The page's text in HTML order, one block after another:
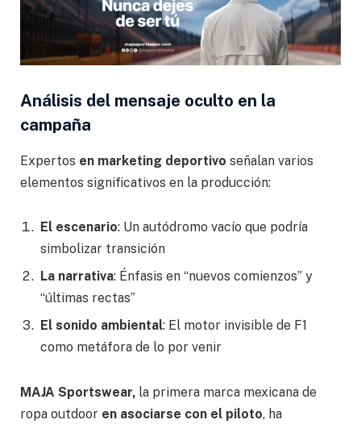
Análisis del mensaje oculto en la
campaña
Expertos en marketing deportivo señalan varios
elementos significativos en la producción:
El escenario: Un autódromo vacío que podría
simbolizar transición
La narrativa: Énfasis en “nuevos comienzos” y
“últimas rectas”
El sonido ambiental: El motor invisible de F1
como metáfora de lo por venir
MAJA Sportswear, la primera marca mexicana de
ropa outdoor en asociarse con el piloto, ha